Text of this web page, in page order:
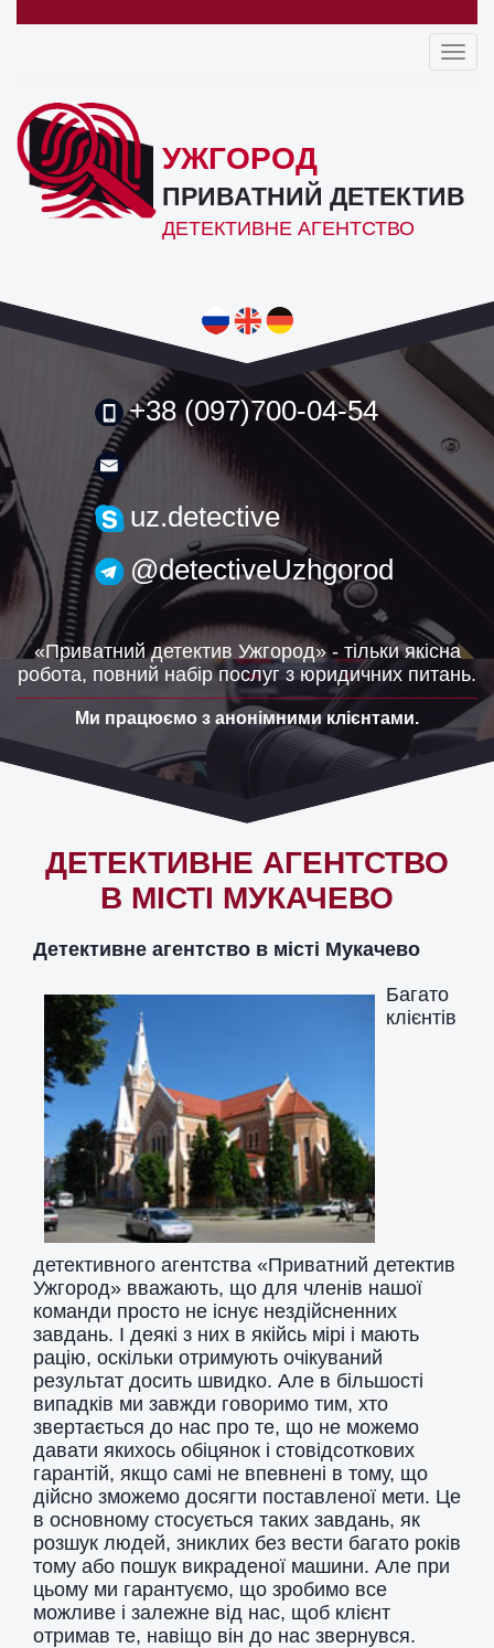
УЖГОРОД
ПРИВАТНИЙ ДЕТЕКТИВ
ДЕТЕКТИВНЕ АГЕНТСТВО
+38 (097)700-04-54
uzh.detective@gmail.com
uz.detective
@detectiveUzhgorod
«Приватний детектив Ужгород» - тільки якісна
робота, повний набір послуг з юридичних питань.
Ми працюємо з анонімними клієнтами.
ДЕТЕКТИВНЕ АГЕНТСТВО
В МІСТІ МУКАЧЕВО
Детективне агентство в місті Мукачево ​
Багато
клієнтів
детективного агентства «Приватний детектив
Ужгород» вважають, що для членів нашої
команди просто не існує нездійсненних
завдань. І деякі з них в якійсь мірі і мають
рацію, оскільки отримують очікуваний
результат досить швидко. Але в більшості
випадків ми завжди говоримо тим, хто
звертається до нас про те, що не можемо
давати якихось обіцянок і стовідсоткових
гарантій, якщо самі не впевнені в тому, що
дійсно зможемо досягти поставленої мети. Це
в основному стосується таких завдань, як
розшук людей, зниклих без вести багато років
тому або пошук викраденої машини. Але при
цьому ми гарантуємо, що зробимо все
можливе і залежне від нас, щоб клієнт
отримав те, навіщо він до нас звернувся.